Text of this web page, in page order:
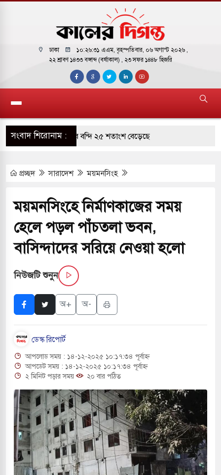
ঢাকা ১০:২৬:৩২ এএম, বৃহস্পতিবার, ০৬ অগাস্ট ২০২৬ ,
২২ শ্রাবণ ১৪৩৩ বঙ্গাব্দ (বর্ষাকাল) , ২৩ সফর ১৪৪৮ হিজরি
সংবাদ শিরোনাম :
দক্ষিণ কোরিয়ার বন্দি ২৫ শতাংশ বেড়েছে
জুমার বয়ান ও নামাজ পড়াবেন দেওবন্দের
ছাড়লেন জনপ্রিয় ভারতীয় সাংবাদিক ময়ূখ রঞ্জন
অ্যারেস্ট আবেদন, বরগুনার এসআইয়ের বিরুদ্ধে
জাদুঘর নতুন বাংলাদেশের পথচলার কেন্দ্র হবে: ড.
বিভিন্ন খাতে সৌদির বিনিয়োগের আহবান প্রধানমন্ত্রীর
পথে ইসরায়েলীরা,হাতছাড়ার ঝুঁকিতে জরুরি
পাহাড়ি ঢলে ফুঁসে উঠেছে তিস্তা
প্রচ্ছদ সারাদেশ ময়মনসিংহ
ময়মনসিংহে নির্মাণকাজের সময়
হেলে পড়ল পাঁচতলা ভবন,
বাসিন্দাদের সরিয়ে নেওয়া হলো
নিউজটি শুনুন
অ+ অ-
ডেস্ক রিপোর্ট
আপলোড সময় : ১৪-১২-২০২৫ ১০:১৭:৩৪ পূর্বাহ্ন
আপডেট সময় : ১৪-১২-২০২৫ ১০:১৭:৩৪ পূর্বাহ্ন
২ মিনিট পড়ার সময়
২০ বার পঠিত